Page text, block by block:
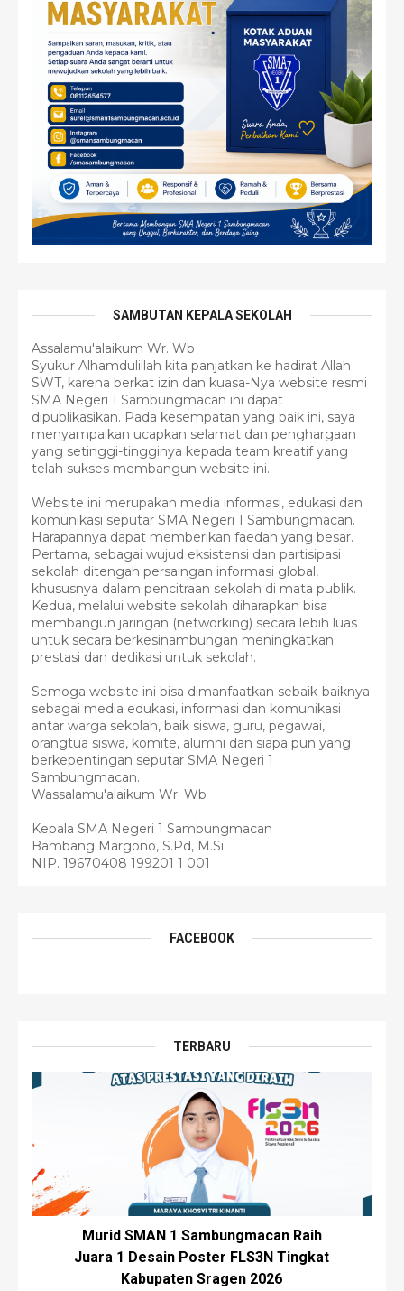
SAMBUTAN KEPALA SEKOLAH
Assalamu'alaikum Wr. Wb
Syukur Alhamdulillah kita panjatkan ke hadirat Allah
SWT, karena berkat izin dan kuasa-Nya website resmi
SMA Negeri 1 Sambungmacan ini dapat
dipublikasikan. Pada kesempatan yang baik ini, saya
menyampaikan ucapkan selamat dan penghargaan
yang setinggi-tingginya kepada team kreatif yang
telah sukses membangun website ini.
Website ini merupakan media informasi, edukasi dan
komunikasi seputar SMA Negeri 1 Sambungmacan.
Harapannya dapat memberikan faedah yang besar.
Pertama, sebagai wujud eksistensi dan partisipasi
sekolah ditengah persaingan informasi global,
khususnya dalam pencitraan sekolah di mata publik.
Kedua, melalui website sekolah diharapkan bisa
membangun jaringan (networking) secara lebih luas
untuk secara berkesinambungan meningkatkan
prestasi dan dedikasi untuk sekolah.
Semoga website ini bisa dimanfaatkan sebaik-baiknya
sebagai media edukasi, informasi dan komunikasi
antar warga sekolah, baik siswa, guru, pegawai,
orangtua siswa, komite, alumni dan siapa pun yang
berkepentingan seputar SMA Negeri 1
Sambungmacan.
Wassalamu'alaikum Wr. Wb
Kepala SMA Negeri 1 Sambungmacan
Bambang Margono, S.Pd, M.Si
NIP. 19670408 199201 1 001
FACEBOOK
TERBARU
Murid SMAN 1 Sambungmacan Raih
Juara 1 Desain Poster FLS3N Tingkat
Kabupaten Sragen 2026